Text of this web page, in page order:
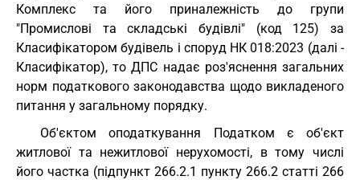
Комплекс та його приналежність до групи
"Промислові та складські будівлі" (код 125) за
Класифікатором будівель і споруд НК 018:2023 (далі -
Класифікатор), то ДПС надає роз'яснення загальних
норм податкового законодавства щодо викладеного
питання у загальному порядку.
Об'єктом оподаткування Податком є об'єкт
житлової та нежитлової нерухомості, в тому числі
його частка (підпункт 266.2.1 пункту 266.2 статті 266